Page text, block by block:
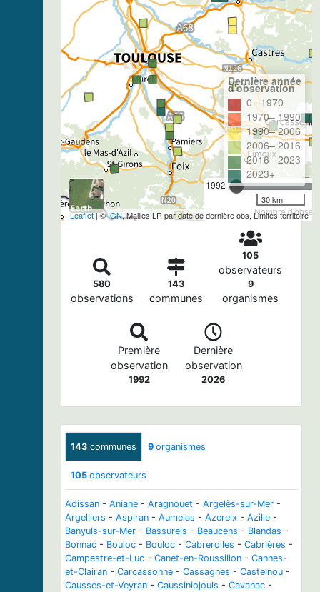
1992
Nombre
Dernière année
d'observation
0– 1970
1970– 1990
1990– 2006
2006– 2016
2016– 2023
2023+
30 km
Leaflet| ©IGN, Mailles LR par date de dernière obs, Limites territoire
580
observations
143
communes
105
observateurs
9
organismes
Première
observation
1992
Dernière
observation
2026
143 communes 9 organismes
105 observateurs
Adissan - Aniane - Aragnouet - Argelès-sur-Mer -
Argelliers - Aspiran - Aumelas - Azereix - Azille -
Banyuls-sur-Mer - Bassurels - Beaucens - Blandas -
Bonnac - Bouloc - Bouloc - Cabrerolles - Cabrières -
Campestre-et-Luc - Canet-en-Roussillon - Cannes-
et-Clairan - Carcassonne - Cassagnes - Castelnou -
Causses-et-Veyran - Caussiniojouls - Cavanac -